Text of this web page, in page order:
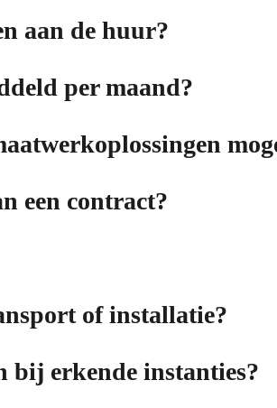
aan de huur?
per maand?
een contract?
of installatie?
bij erkende instanties?